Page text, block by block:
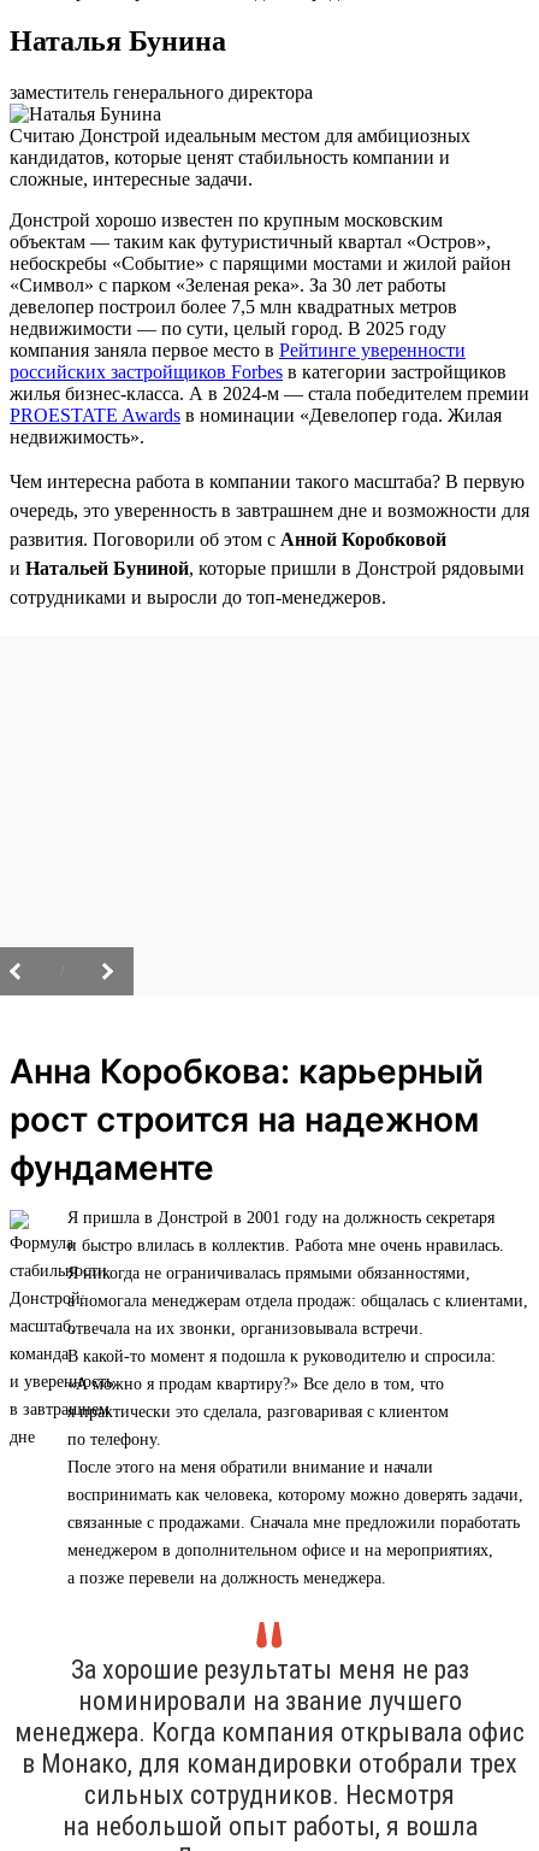
Наталья Бунина
заместитель генерального директора
Считаю Донстрой идеальным местом для амбициозных
кандидатов, которые ценят стабильность компании и
сложные, интересные задачи.
Донстрой хорошо известен по крупным московским
объектам — таким как футуристичный квартал «Остров»,
небоскребы «Событие» с парящими мостами и жилой район
«Символ» с парком «Зеленая река». За 30 лет работы
девелопер построил более 7,5 млн квадратных метров
недвижимости — по сути, целый город. В 2025 году
компания заняла первое место в Рейтинге уверенности
российских застройщиков Forbes в категории застройщиков
жилья бизнес-класса. А в 2024-м — стала победителем премии
PROESTATE Awards в номинации «Девелопер года. Жилая
недвижимость».
Чем интересна работа в компании такого масштаба? В первую
очередь, это уверенность в завтрашнем дне и возможности для
развития. Поговорили об этом с Анной Коробковой
и Натальей Буниной, которые пришли в Донстрой рядовыми
сотрудниками и выросли до топ-менеджеров.
Анна Коробкова: карьерный
рост строится на надежном
фундаменте
Я пришла в Донстрой в 2001 году на должность секретаря
и быстро влилась в коллектив. Работа мне очень нравилась.
Я никогда не ограничивалась прямыми обязанностями,
а помогала менеджерам отдела продаж: общалась с клиентами,
отвечала на их звонки, организовывала встречи.
В какой-то момент я подошла к руководителю и спросила:
«А можно я продам квартиру?» Все дело в том, что
я практически это сделала, разговаривая с клиентом
по телефону.
После этого на меня обратили внимание и начали
воспринимать как человека, которому можно доверять задачи,
связанные с продажами. Сначала мне предложили поработать
менеджером в дополнительном офисе и на мероприятиях,
а позже перевели на должность менеджера.
За хорошие результаты меня не раз
номинировали на звание лучшего
менеджера. Когда компания открывала офис
в Монако, для командировки отобрали трех
сильных сотрудников. Несмотря
на небольшой опыт работы, я вошла